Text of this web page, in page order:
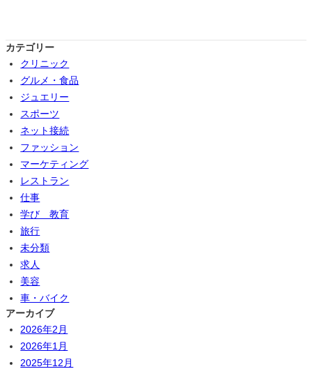
カテゴリー
クリニック
グルメ・食品
ジュエリー
スポーツ
ネット接続
ファッション
マーケティング
レストラン
仕事
学び 教育
旅行
未分類
求人
美容
車・バイク
アーカイブ
2026年2月
2026年1月
2025年12月